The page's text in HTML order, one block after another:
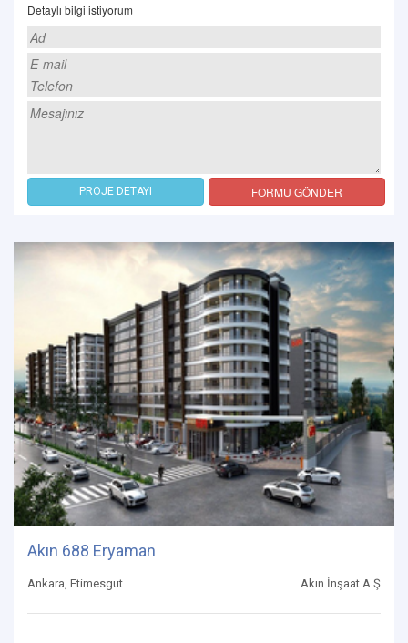
Detaylı bilgi istiyorum
PROJE DETAYI FORMU GÖNDER
Akın 688 Eryaman
Ankara, Etimesgut Akın İnşaat A.Ş